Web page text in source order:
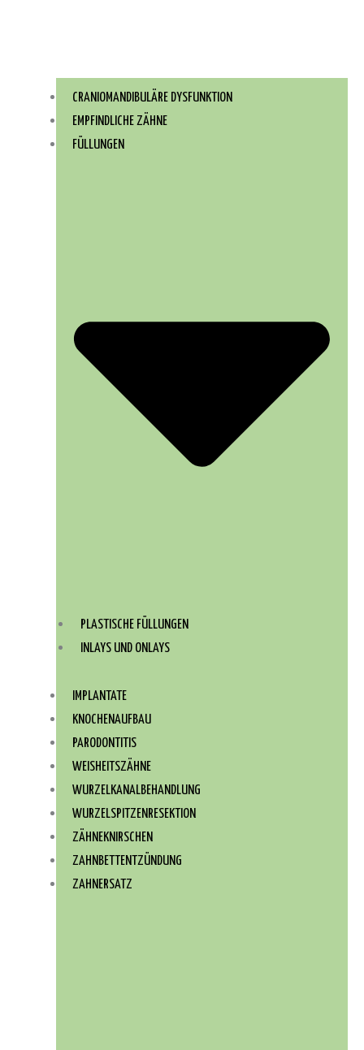
CRANIOMANDIBULÄRE DYSFUNKTION
EMPFINDLICHE ZÄHNE
FÜLLUNGEN
PLASTISCHE FÜLLUNGEN
INLAYS UND ONLAYS
IMPLANTATE
KNOCHENAUFBAU
PARODONTITIS
WEISHEITSZÄHNE
WURZEL­KANAL­BEHANDLUNG
WURZEL­SPITZEN­RESEKTION
ZÄHNEKNIRSCHEN
ZAHNBETTENTZÜNDUNG
ZAHNERSATZ